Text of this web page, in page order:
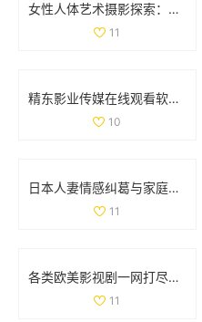
女性人体艺术摄影探索：展现美与自我的独特视角
11
精东影业传媒在线观看软件的独特优势及使用体验分析
10
日本人妻情感纠葛与家庭道德的复杂探讨与反思
11
各类欧美影视剧一网打尽免费观看平台推荐与汇总
11